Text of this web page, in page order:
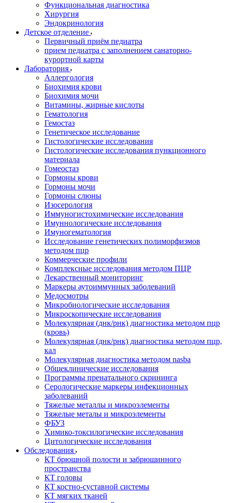
Функциональная диагностика
Хирургия
Эндокринология
Детское отделение
Первичный приём педиатра
прием педиатра с заполнением санаторно-
курортной карты
Лаборатория
Аллергология
Биохимия крови
Биохимия мочи
Витамины, жирные кислоты
Гематология
Гемостаз
Генетическое исследование
Гистологические исследования
Гистологические исследования пункционного
материала
Гомеостаз
Гормоны крови
Гормоны мочи
Гормоны слюны
Изосерология
Иммуногистохимические исследования
Имуннологические исследования
Имуногематология
Исследование генетических полиморфизмов
методом пцр
Коммерческие профили
Комплексные исследования методом ПЦР
Лекарственный мониторинг
Маркеры аутоиммунных заболеваний
Медосмотры
Микробиологические исследования
Микроскопические исследования
Молекулярная (днк/рнк) диагностика методом пцр
(кровь)
Молекулярная (днк/рнк) диагностика методом пцр,
кал
Молекулярная диагностика методом nasba
Общеклинические исследования
Программы пренатального скрининга
Серологические маркеры инфекционных
заболеваний
Тяжелые металлы и микроэлементы
Тяжелые металы и микроэлементы
ФБУЗ
Химико-токсилогические исследования
Цитологические исследования
Обследования
КТ брюшной полости и забрюшинного
пространства
КТ головы
КТ костно-суставной системы
КТ мягких тканей